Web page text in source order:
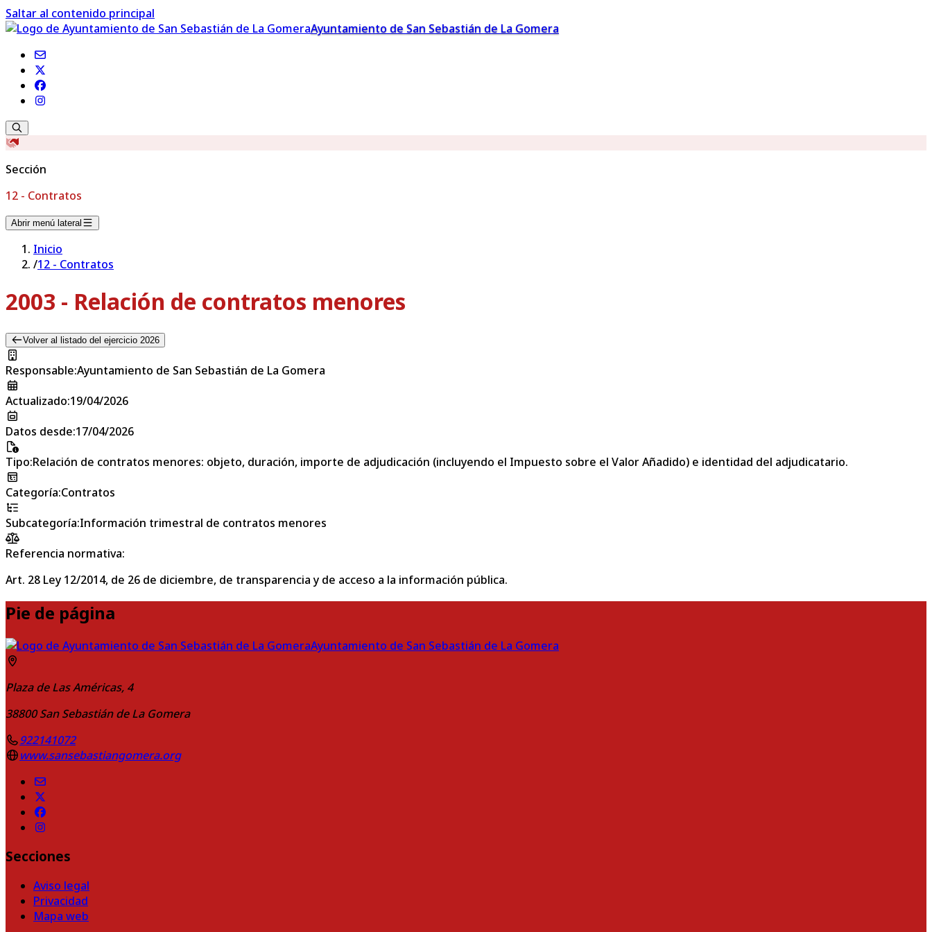
Saltar al contenido principal
Ayuntamiento de San Sebastián de La Gomera
Sección
12 - Contratos
Abrir menú lateral
Inicio
/12 - Contratos
2003 - Relación de contratos menores
Volver al listado del ejercicio 2026
Responsable:Ayuntamiento de San Sebastián de La Gomera
Actualizado:19/04/2026
Datos desde:17/04/2026
Tipo:Relación de contratos menores: objeto, duración, importe de adjudicación (incluyendo el Impuesto sobre el Valor Añadido) e identidad del adjudicatario.
Categoría:Contratos
Subcategoría:Información trimestral de contratos menores
Referencia normativa:
Art. 28 Ley 12/2014, de 26 de diciembre, de transparencia y de acceso a la información pública.
Pie de página
Ayuntamiento de San Sebastián de La Gomera
Plaza de Las Américas, 4
38800 San Sebastián de La Gomera
922141072
www.sansebastiangomera.org
Secciones
Aviso legal
Privacidad
Mapa web